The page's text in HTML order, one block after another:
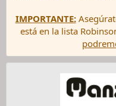
IMPORTANTE:
está en la lista